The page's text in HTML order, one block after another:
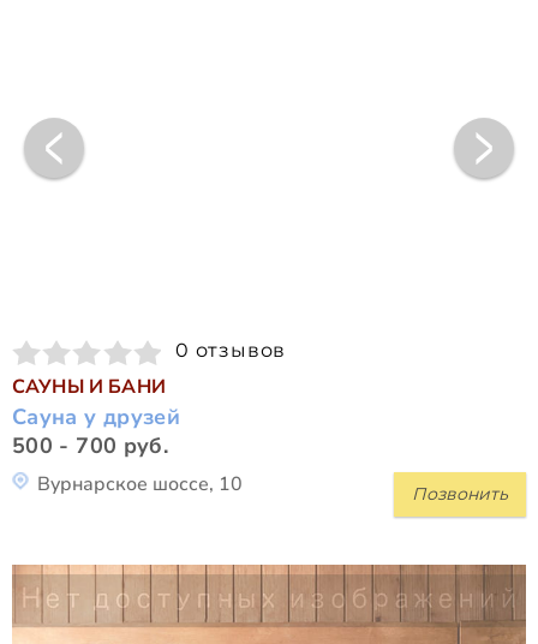
0 отзывов
САУНЫ И БАНИ
Сауна у друзей
500 - 700 руб.
Позвонить
Вурнарское шоссе, 10